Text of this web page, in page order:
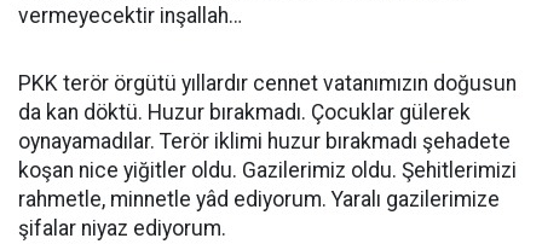
vermeyecektir inşallah…
PKK terör örgütü yıllardır cennet vatanımızın doğusun
da kan döktü. Huzur bırakmadı. Çocuklar gülerek
oynayamadılar. Terör iklimi huzur bırakmadı şehadete
koşan nice yiğitler oldu. Gazilerimiz oldu. Şehitlerimizi
rahmetle, minnetle yâd ediyorum. Yaralı gazilerimize
şifalar niyaz ediyorum.